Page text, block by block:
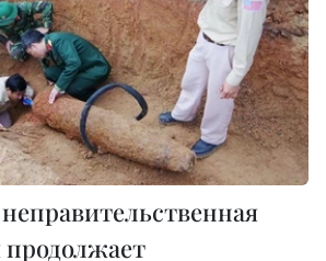
продолжает